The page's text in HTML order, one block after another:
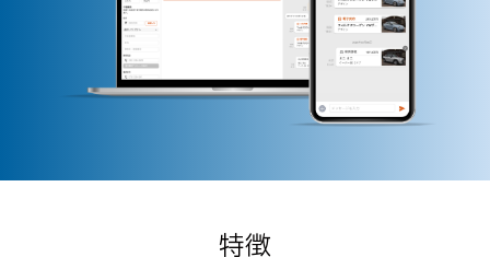
特徴